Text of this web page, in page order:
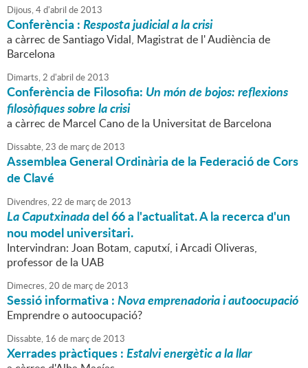
Dijous,4d'abril de2013
Conferència :Resposta judicial a la crisi
a càrrec de Santiago Vidal, Magistrat de l' Audiència de
Barcelona
Dimarts,2 d'abril de2013
Conferència de Filosofia: Un món de bojos: reflexions
filosòfiques sobre la crisi
a càrrec de Marcel Cano de la Universitat de Barcelona
Dissabte,23 de marçde2013
Assemblea General Ordinària de la Federació de Cors
de Clavé
Divendres,22 de marçde2013
La Caputxinadadel 66 a l'actualitat. A la recerca d'un
nou model universitari.
Intervindran: Joan Botam, caputxí, i Arcadi Oliveras,
professor de la UAB
Dimecres,20 de marçde2013
Sessió informativa :Nova emprenadoria i autoocupació
Emprendre o autoocupació?
Dissabte, 16 de marçde2013
Xerrades pràctiques :Estalvi energètic a la llar